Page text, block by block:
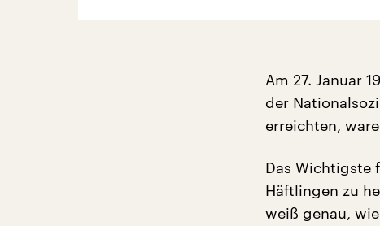
Am 27. Januar
der
erreichten,
Das Wichtigste
Häftlingen zu
weiß genau,